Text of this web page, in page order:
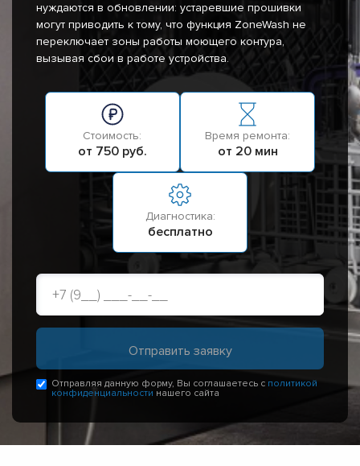
нуждаются в обновлении: устаревшие прошивки
могут приводить к тому, что функция ZoneWash не
переключает зоны работы моющего контура,
вызывая сбои в работе устройства.
Стоимость:
от 750 руб.
Время ремонта:
от 20 мин
Диагностика:
бесплатно
Отправляя данную форму, Вы соглашаетесь с политикой
конфиденциальности нашего сайта